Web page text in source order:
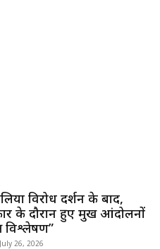
विरोध प्रदर्शन के बाद,
के दौरान हुए प्रमुख आंदोलनों
विश्लेषण”
July 26, 2026